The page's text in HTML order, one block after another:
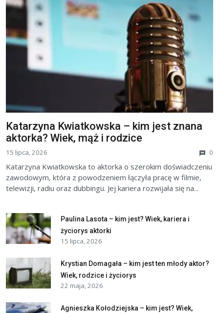
Katarzyna Kwiatkowska – kim jest znana
aktorka? Wiek, mąż i rodzice
15 lipca, 2026 0
Katarzyna Kwiatkowska to aktorka o szerokim doświadczeniu
zawodowym, która z powodzeniem łączyła pracę w filmie,
telewizji, radiu oraz dubbingu. Jej kariera rozwijała się na...
Paulina Lasota – kim jest? Wiek, kariera i
życiorys aktorki
15 lipca, 2026
Krystian Domagała – kim jest ten młody aktor?
Wiek, rodzice i życiorys
22 maja, 2026
Agnieszka Kołodziejska – kim jest? Wiek,